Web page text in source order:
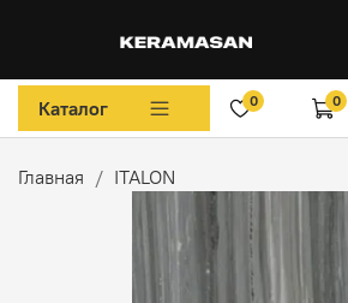
Каталог 0 0
Главная ITALON